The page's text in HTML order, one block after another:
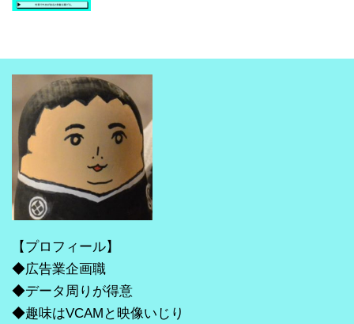
【プロフィール】
◆広告業企画職
◆データ周りが得意
◆趣味はVCAMと映像いじり